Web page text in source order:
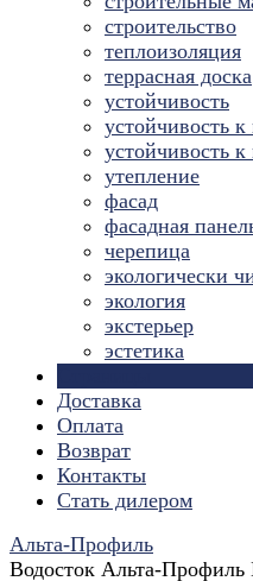
строительство
теплоизоляция
террасная доска
устойчивость
устойчивость к
устойчивость к
утепление
фасад
фасадная
черепица
экологически
экология
экстерьер
эстетика
Доставка
Оплата
Возврат
Контакты
Стать дилером
Альта-Профиль
Водосток Альта-